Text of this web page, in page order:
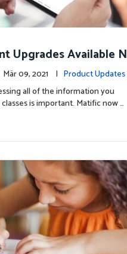
Upgrades Available N
| Mär 09, 2021 | Product Updates
all of the information you
is important. Matific now …